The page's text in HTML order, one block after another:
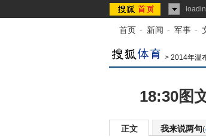
首页 - 新闻 - 军事 -
> 2014年温
18:30图
正文 我来说两句(